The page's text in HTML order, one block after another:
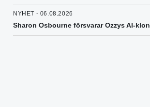
NYHET - 06.08.2026
Sharon Osbourne försvarar Ozzys AI-klon